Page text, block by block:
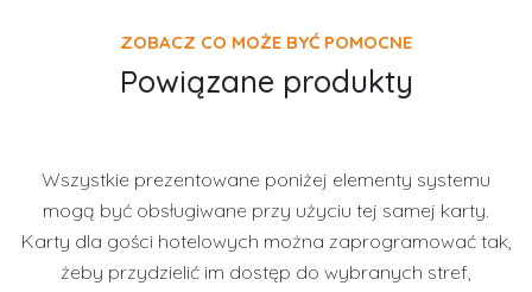
ZOBACZ CO MOŻE BYĆ POMOCNE
Powiązane produkty
Wszystkie prezentowane poniżej elementy systemu
mogą być obsługiwane przy użyciu tej samej karty.
Karty dla gości hotelowych można zaprogramować tak,
żeby przydzielić im dostęp do wybranych stref,